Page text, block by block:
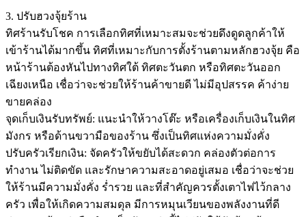
3. ปรับฮวงจุ้ยร้าน
ทิศร้านรับโชค การเลือกทิศที่เหมาะสมจะช่วยดึงดูดลูกค้าให้
เข้าร้านได้มากขึ้น ทิศที่เหมาะกับการตั้งร้านตามหลักฮวงจุ้ย คือ
หน้าร้านต้องหันไปทางทิศใต้ ทิศตะวันตก หรือทิศตะวันออก
เฉียงเหนือ เชื่อว่าจะช่วยให้ร้านค้าขายดี ไม่มีอุปสรรค ค้าง่าย
ขายคล่อง
จุดเก็บเงินรับทรัพย์: แนะนำให้วางโต๊ะ หรือเครื่องเก็บเงินในทิศ
มังกร หรือด้านขวามือของร้าน ซึ่งเป็นทิศแห่งความมั่งคั่ง
ปรับครัวเรียกเงิน: จัดครัวให้ขยับได้สะดวก คล่องตัวต่อการ
ทำงาน ไม่ติดขัด และรักษาความสะอาดอยู่เสมอ เชื่อว่าจะช่วย
ให้ร้านมีความมั่งคั่ง ร่ำรวย และที่สำคัญควรตั้งเตาไฟไว้กลาง
ครัว เพื่อให้เกิดความสมดุล มีการหมุนเวียนของพลังงานที่ดี